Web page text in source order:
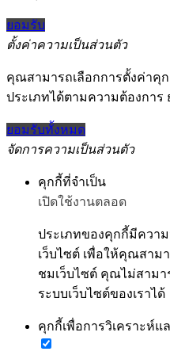
ยอมรับ
ตั้งค่าความเป็นส่วนตัว
คุณสามารถเลือกการตั้งค่าคุ
ประเภทได้ตามความต้องการ
ยอมรับทั้งหมด
จัดการความเป็นส่วนตัว
คุกกี้ที่จำเป็น
เปิดใช้งานตลอด
ประเภทของคุกกี้มีควา
เว็บไซต์ เพื่อให้คุณสาม
ชมเว็บไซต์ คุณไม่สาม
ระบบเว็บไซต์ของเราได้
คุกกี้เพื่อการวิเคราะห์